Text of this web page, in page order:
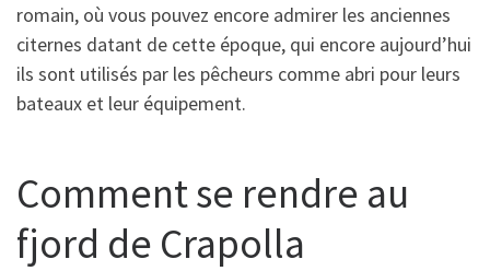
romain, où vous pouvez encore admirer les anciennes
citernes datant de cette époque, qui encore aujourd’hui
ils sont utilisés par les pêcheurs comme abri pour leurs
bateaux et leur équipement.
Comment se rendre au
fjord de Crapolla